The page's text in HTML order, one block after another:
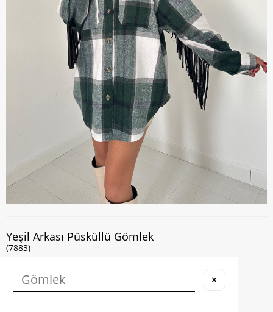
Yeşil Arkası Püsküllü Gömlek
(7883)
Kapıda Nakit veya Kart ile Ödeme İmkanı
✕